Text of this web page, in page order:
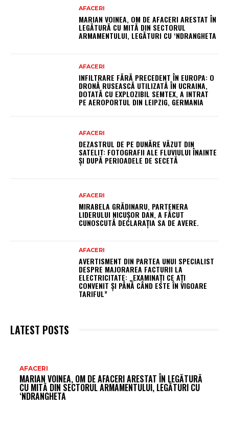
AFACERI
MARIAN VOINEA, OM DE AFACERI ARESTAT ÎN
LEGĂTURĂ CU MITĂ DIN SECTORUL
ARMAMENTULUI, LEGĂTURI CU ‘NDRANGHETA
AFACERI
INFILTRARE FĂRĂ PRECEDENT ÎN EUROPA: O
DRONĂ RUSEASCĂ UTILIZATĂ ÎN UCRAINA,
DOTATĂ CU EXPLOZIBIL SEMTEX, A INTRAT
PE AEROPORTUL DIN LEIPZIG, GERMANIA
AFACERI
DEZASTRUL DE PE DUNĂRE VĂZUT DIN
SATELIT: FOTOGRAFII ALE FLUVIULUI ÎNAINTE
ȘI DUPĂ PERIOADELE DE SECETĂ
AFACERI
MIRABELA GRĂDINARU, PARTENERA
LIDERULUI NICUȘOR DAN, A FĂCUT
CUNOSCUTĂ DECLARAȚIA SA DE AVERE.
AFACERI
AVERTISMENT DIN PARTEA UNUI SPECIALIST
DESPRE MAJORAREA FACTURII LA
ELECTRICITATE: „EXAMINAȚI CE AȚI
CONVENIT ȘI PÂNĂ CÂND ESTE ÎN VIGOARE
TARIFUL”
LATEST POSTS
AFACERI
MARIAN VOINEA, OM DE AFACERI ARESTAT ÎN LEGĂTURĂ
CU MITĂ DIN SECTORUL ARMAMENTULUI, LEGĂTURI CU
‘NDRANGHETA